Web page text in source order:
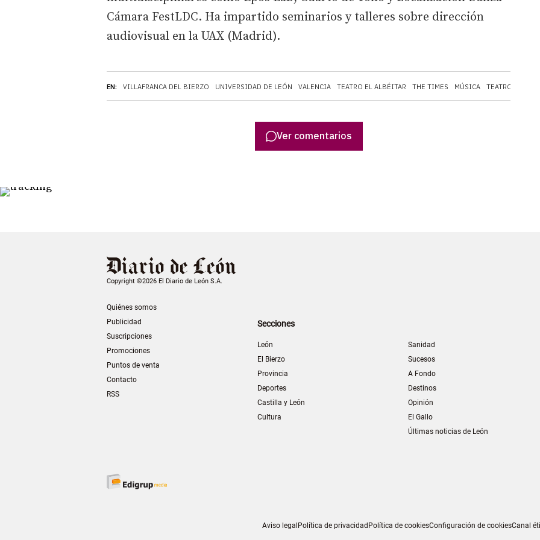
EN: VILLAFRANCA DEL BIERZO UNIVERSIDAD DE LEÓN VALENCIA TEATRO EL ALBÉITAR THE TIMES MÚSICA TEATRO
Cámara FestLDC. Ha impartido seminarios y talleres sobre dirección
audiovisual en la UAX (Madrid).
Ver comentarios
Copyright ©2026 El Diario de León S.A.
Quiénes somos
Publicidad
Suscripciones
Promociones
Puntos de venta
Contacto
RSS
Secciones
León
El Bierzo
Provincia
Deportes
Castilla y León
Cultura
Sanidad
Sucesos
A Fondo
Destinos
Opinión
El Gallo
Últimas noticias de León
Aviso legalPolítica de privacidadPolítica de cookiesConfiguración de cookiesCanal